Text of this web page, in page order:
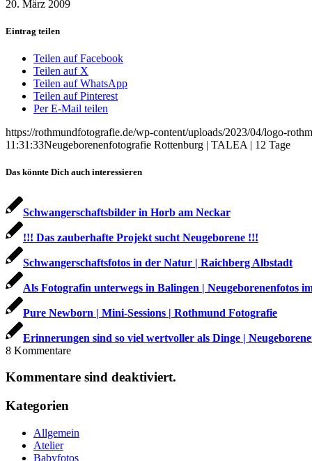
20. März 2009
Eintrag teilen
Teilen auf Facebook
Teilen auf X
Teilen auf WhatsApp
Teilen auf Pinterest
Per E-Mail teilen
https://rothmundfotografie.de/wp-content/uploads/2023/04/logo-
11:31:33Neugeborenenfotografie Rottenburg | TALEA | 12 Tage
Das könnte Dich auch interessieren
Schwangerschaftsbilder in Horb am Neckar
!!! Das zauberhafte Projekt sucht Neugeborene !!!
Schwangerschaftsfotos in der Natur | Raichberg Albstadt
Als Fotografin unterwegs in Balingen | Neugeborenenfotos
Pure Newborn | Mini-Sessions | Rothmund Fotografie
Erinnerungen sind so viel wertvoller als Dinge |
8 Kommentare
Kommentare sind deaktiviert.
Kategorien
Allgemein
Atelier
Babyfotos